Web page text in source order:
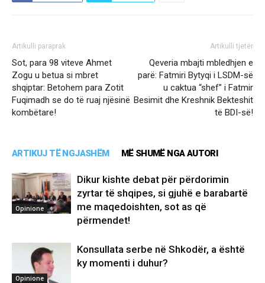
Artikulli paraprak
Sot, para 98 viteve Ahmet
Zogu u betua si mbret
shqiptar: Betohem para Zotit
Fuqimadh se do të ruaj njësinë
kombëtare!
Artikulli tjetër
Qeveria mbajti mbledhjen e
parë: Fatmiri Bytyqi i LSDM-së
u caktua “shef” i Fatmir
Besimit dhe Kreshnik Bekteshit
të BDI-së!
ARTIKUJ TË NGJASHËM MË SHUMË NGA AUTORI
Opinione
Dikur kishte debat për përdorimin
zyrtar të shqipes, si gjuhë e barabartë
me maqedoishten, sot as që
përmendet!
Opinione
Konsullata serbe në Shkodër, a është
ky momenti i duhur?